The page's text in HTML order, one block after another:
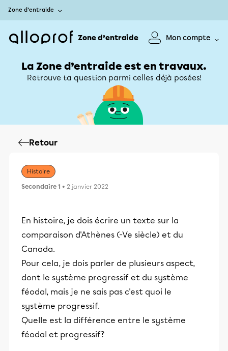
Zone d’entraide
Zone d’entraide Mon compte
La Zone d’entraide est en travaux.
Retrouve ta question parmi celles déjà posées!
Retour
Histoire
Secondaire 1 • 2 janvier 2022
En histoire, je dois écrire un texte sur la
comparaison d'Athènes (-Ve siècle) et du
Canada.
Pour cela, je dois parler de plusieurs aspect,
dont le système progressif et du système
féodal, mais je ne sais pas c'est quoi le
système progressif.
Quelle est la différence entre le système
féodal et progressif?